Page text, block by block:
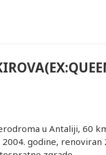
u Antaliji, 60
godine, renoviran